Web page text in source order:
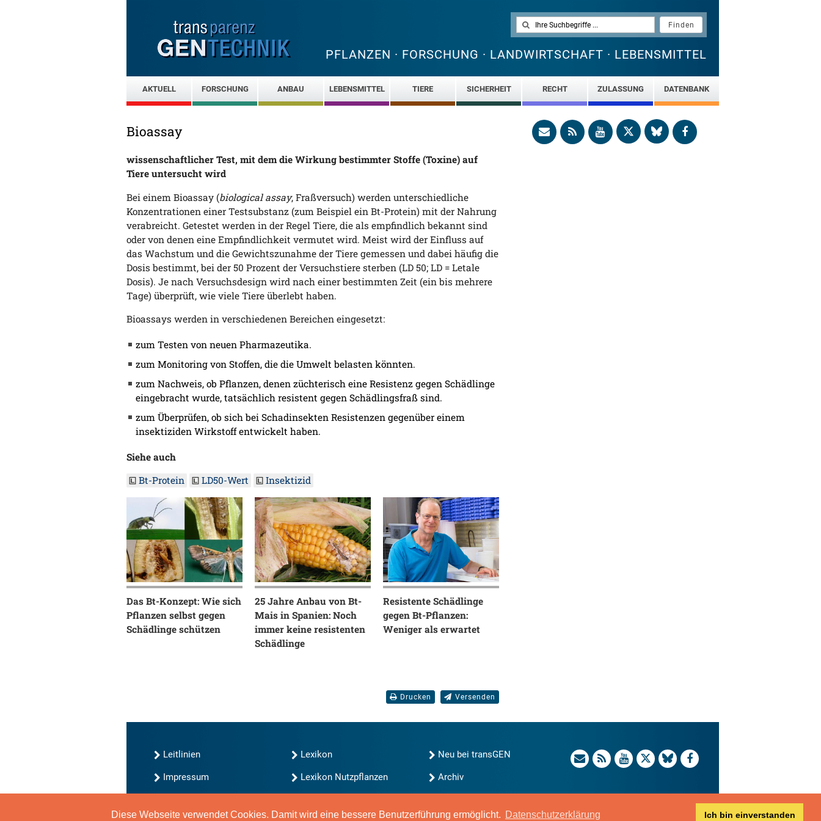
Diese Webseite verwendet Cookies. Damit wird eine bessere Benutzerführung ermöglicht. Datenschutzerklärung Ich bin einverstanden
PFLANZEN · FORSCHUNG · LANDWIRTSCHAFT · LEBENSMITTEL
AKTUELL FORSCHUNG ANBAU LEBENSMITTEL TIERE SICHERHEIT RECHT ZULASSUNG DATENBANK
Bioassay
wissenschaftlicher Test, mit dem die Wirkung bestimmter Stoffe (Toxine) auf
Tiere untersucht wird
Bei einem Bioassay (biological assay, Fraßversuch) werden unterschiedliche
Konzentrationen einer Testsubstanz (zum Beispiel ein Bt-Protein) mit der Nahrung
verabreicht. Getestet werden in der Regel Tiere, die als empfindlich bekannt sind
oder von denen eine Empfindlichkeit vermutet wird. Meist wird der Einfluss auf
das Wachstum und die Gewichtszunahme der Tiere gemessen und dabei häufig die
Dosis bestimmt, bei der 50 Prozent der Versuchstiere sterben (LD 50; LD = Letale
Dosis). Je nach Versuchsdesign wird nach einer bestimmten Zeit (ein bis mehrere
Tage) überprüft, wie viele Tiere überlebt haben.
Bioassays werden in verschiedenen Bereichen eingesetzt:
zum Testen von neuen Pharmazeutika.
zum Monitoring von Stoffen, die die Umwelt belasten könnten.
zum Nachweis, ob Pflanzen, denen züchterisch eine Resistenz gegen Schädlinge
eingebracht wurde, tatsächlich resistent gegen Schädlingsfraß sind.
zum Überprüfen, ob sich bei Schadinsekten Resistenzen gegenüber einem
insektiziden Wirkstoff entwickelt haben.
Siehe auch
Bt-Protein
LD50-Wert Insektizid
Das Bt-Konzept: Wie sich
Pflanzen selbst gegen
Schädlinge schützen
25 Jahre Anbau von Bt-
Mais in Spanien: Noch
immer keine resistenten
Schädlinge
Resistente Schädlinge
gegen Bt-Pflanzen:
Weniger als erwartet
Drucken Versenden
Leitlinien
Impressum
Lexikon
Lexikon Nutzpflanzen
Neu bei transGEN
Archiv
Gene